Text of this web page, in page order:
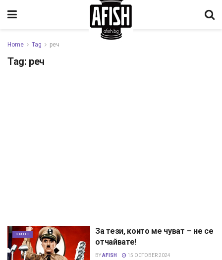
Home Tag реч
Tag: реч
КИНО
За тези, които ме чуват – не се
отчайвате!
BYAFISH 15 OCTOBER 2024